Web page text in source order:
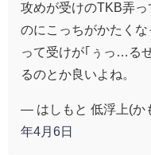
攻めが受けのTKB弄
のにこっちがかたく
って受けが｢ぅっ…る
るのとか良いよね。
— はしもと 低浮上(か
年4月6日